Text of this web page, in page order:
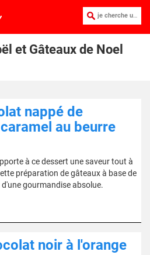
je cherche une recette :
et Gâteaux de Noel
nappé de
au beurre
à ce dessert une saveur tout à
préparation de gâteaux à base de
gourmandise absolue.
noir à l'orange